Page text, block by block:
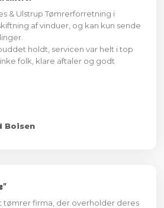
& Ulstrup Tømrerforretning i
af vinduer, og kan kun sende
holdt, servicen var helt i top
folk, klare aftaler og godt
Boisen
tømrer firma, der overholder deres